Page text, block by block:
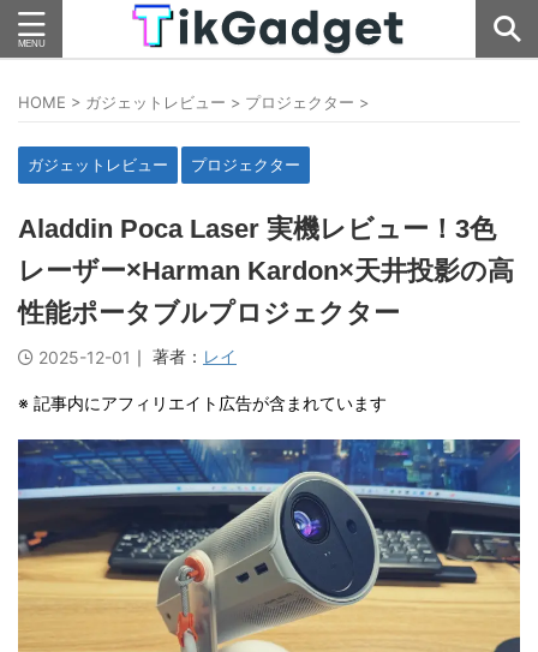
HOME > ガジェットレビュー > プロジェクター >
ガジェットレビュー プロジェクター
Aladdin Poca Laser 実機レビュー！3色
レーザー×Harman Kardon×天井投影の高
性能ポータブルプロジェクター
2025-12-01 ｜ 著者： レイ
※ 記事内にアフィリエイト広告が含まれています